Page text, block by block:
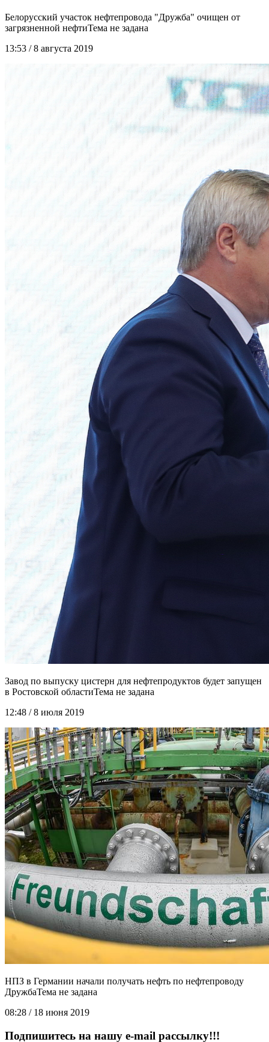
Белорусский участок нефтепровода "Дружба" очищен от
загрязненной нефти
13:53 / 8 августа 2019
Завод по выпуску цистерн для нефтепродуктов будет запущен
в Ростовской области
12:48 / 8 июля 2019
НПЗ в Германии начали получать нефть по нефтепроводу
Дружба
08:28 / 18 июня 2019
Подпишитесь на нашу e-mail рассылку!!!